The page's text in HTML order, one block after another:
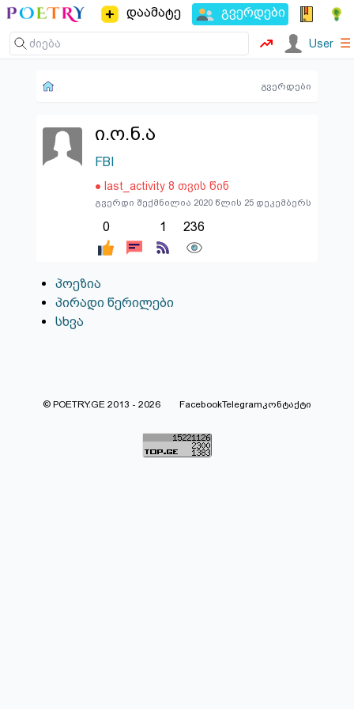
დაამატე გვერდები
User ☰
გვერდები
ი.ო.ნ.ა
FBI
● last_activity 8 თვის წინ
გვერდი შექმნილია 2020 წლის 25 დეკემბერს
0 1 236
პოეზია
პირადი წერილები
სხვა
© POETRY.GE 2013 - 2026 FacebookTelegramკონტაქტი